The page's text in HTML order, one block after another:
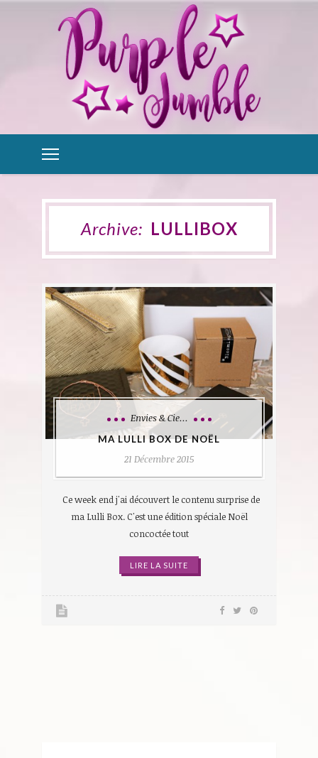
Archive: LULLIBOX
Envies & Cie...
MA LULLI BOX DE NOËL
21 Décembre 2015
Ce week end j'ai découvert le contenu surprise de
ma Lulli Box. C'est une édition spéciale Noël
concoctée tout
LIRE LA SUITE